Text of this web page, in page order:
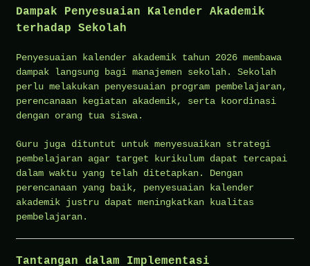
Dampak Penyesuaian Kalender Akademik
terhadap Sekolah
Penyesuaian kalender akademik tahun 2026 membawa
dampak langsung bagi manajemen sekolah. Sekolah
perlu melakukan penyesuaian program pembelajaran,
perencanaan kegiatan akademik, serta koordinasi
dengan orang tua siswa.
Guru juga dituntut untuk menyesuaikan strategi
pembelajaran agar target kurikulum dapat tercapai
dalam waktu yang telah ditetapkan. Dengan
perencanaan yang baik, penyesuaian kalender
akademik justru dapat meningkatkan kualitas
pembelajaran.
Tantangan dalam Implementasi